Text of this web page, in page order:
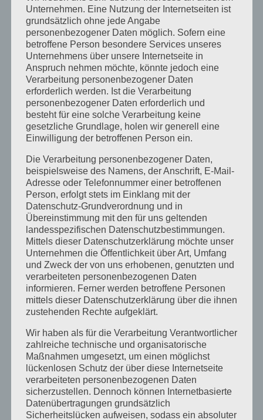
Unverzichtbar für angestrebte
Gewichtsziele und rückfallfreie
Dauererfolge:
Die bioenergetisch – individuelle Ernährungsmuster
– Typologie. Seit 2020 mit völlig neuen
orgonenergetischen Lösungskonzepten. Damit
wird alles leichter,sicherer und vor allem dauerhaft
stabil.
Abnehmen und für immer schlanker bleiben kann
nur, wer seine eigenen destruktiven
Essverhaltensmuster kennt. Und wer dann für die
individuell richtigen Impulse zu deren Änderung
und damit zur Veränderung seiner
Ernährungspersönlichkeit sorgt …
…und die Gründefür destruktiveEssmuster-
Gewohnheitenbewusst erforscht hat!
So gut wie alle einseitigen Abnehmvorhaben
werden wieder abgebrochen:
weil Hungergefühle übermächtig werden
weil gewohnt Liebgewordenes fehlt und
Unternehmen. Eine Nutzung der Internetseiten ist
grundsätzlich ohne jede Angabe
personenbezogener Daten möglich. Sofern eine
betroffene Person besondere Services unseres
Unternehmens über unsere Internetseite in
Anspruch nehmen möchte, könnte jedoch eine
Verarbeitung personenbezogener Daten
erforderlich werden. Ist die Verarbeitung
personenbezogener Daten erforderlich und
besteht für eine solche Verarbeitung keine
gesetzliche Grundlage, holen wir generell eine
Einwilligung der betroffenen Person ein.
Die Verarbeitung personenbezogener Daten,
beispielsweise des Namens, der Anschrift, E-Mail-
Adresse oder Telefonnummer einer betroffenen
Person, erfolgt stets im Einklang mit der
Datenschutz-Grundverordnung und in
Übereinstimmung mit den für uns geltenden
landesspezifischen Datenschutzbestimmungen.
Mittels dieser Datenschutzerklärung möchte unser
Unternehmen die Öffentlichkeit über Art, Umfang
und Zweck der von uns erhobenen, genutzten und
verarbeiteten personenbezogenen Daten
informieren. Ferner werden betroffene Personen
mittels dieser Datenschutzerklärung über die ihnen
zustehenden Rechte aufgeklärt.
Wir haben als für die Verarbeitung Verantwortlicher
zahlreiche technische und organisatorische
Maßnahmen umgesetzt, um einen möglichst
lückenlosen Schutz der über diese Internetseite
verarbeiteten personenbezogenen Daten
sicherzustellen. Dennoch können Internetbasierte
Datenübertragungen grundsätzlich
Sicherheitslücken aufweisen, sodass ein absoluter